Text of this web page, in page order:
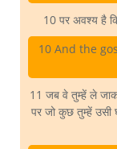
10 पर अवश्य है
10 And the
11 जब वे तुम्हें ले
पर जो कुछ तुम्हें उसी